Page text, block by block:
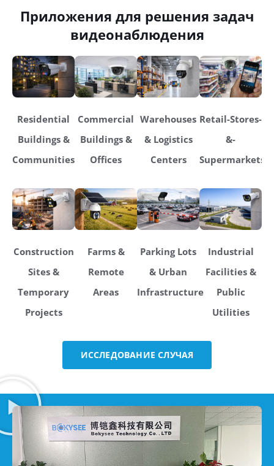
Приложения для решения задач
видеонаблюдения
Residential
Buildings &
Communities
Commercial
Buildings &
Offices
Warehouses
& Logistics
Centers
Retail-Stores-
&-
Supermarkets
Construction
Sites &
Temporary
Projects
Farms &
Remote
Areas
Parking Lots
& Urban
Infrastructure
Industrial
Facilities &
Public
Utilities
ИССЛЕДОВАНИЕ СЛУЧАЯ